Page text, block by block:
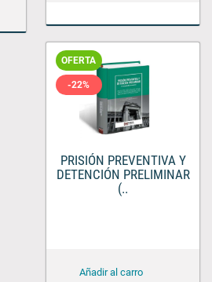
OFERTA
-22%
PRISIÓN PREVENTIVA Y
DETENCIÓN PRELIMINAR
(..